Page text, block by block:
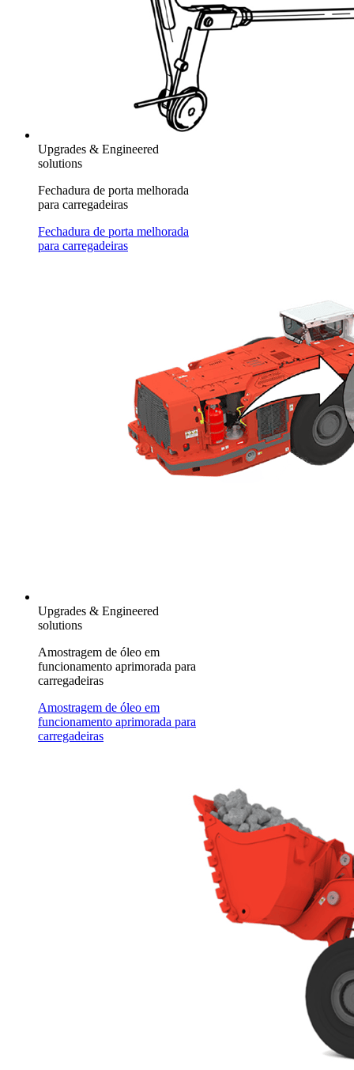
Upgrades & Engineered
solutions
Fechadura de porta melhorada
para carregadeiras
Fechadura de porta melhorada
para carregadeiras
Upgrades & Engineered
solutions
Amostragem de óleo em
funcionamento aprimorada para
carregadeiras
Amostragem de óleo em
funcionamento aprimorada para
carregadeiras